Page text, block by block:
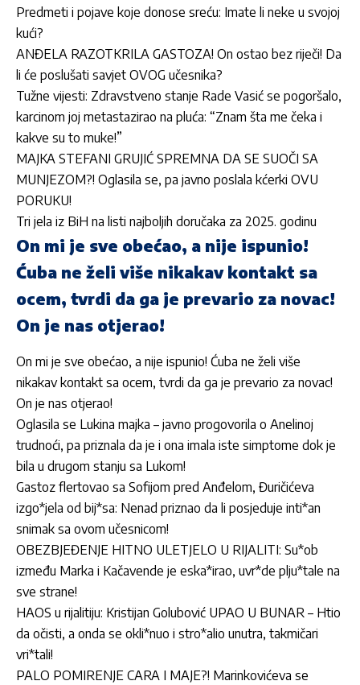
Predmeti i pojave koje donose sreću: Imate li neke u svojoj
kući?
ANĐELA RAZOTKRILA GASTOZA! On ostao bez riječi! Da
li će poslušati savjet OVOG učesnika?
Tužne vijesti: Zdravstveno stanje Rade Vasić se pogoršalo,
karcinom joj metastazirao na pluća: “Znam šta me čeka i
kakve su to muke!”
MAJKA STEFANI GRUJIĆ SPREMNA DA SE SUOČI SA
MUNJEZOM?! Oglasila se, pa javno poslala kćerki OVU
PORUKU!
Tri jela iz BiH na listi najboljih doručaka za 2025. godinu
On mi je sve obećao, a nije ispunio!
Ćuba ne želi više nikakav kontakt sa
ocem, tvrdi da ga je prevario za novac!
On je nas otjerao!
On mi je sve obećao, a nije ispunio! Ćuba ne želi više
nikakav kontakt sa ocem, tvrdi da ga je prevario za novac!
On je nas otjerao!
Oglasila se Lukina majka – javno progovorila o Anelinoj
trudnoći, pa priznala da je i ona imala iste simptome dok je
bila u drugom stanju sa Lukom!
Gastoz flertovao sa Sofijom pred Anđelom, Đuričićeva
izgo*jela od bij*sa: Nenad priznao da li posjeduje inti*an
snimak sa ovom učesnicom!
OBEZBJEĐENJE HITNO ULETJELO U RIJALITI: Su*ob
između Marka i Kačavende je eska*irao, uvr*de plju*tale na
sve strane!
HAOS u rijalitiju: Kristijan Golubović UPAO U BUNAR – Htio
da očisti, a onda se okli*nuo i stro*alio unutra, takmičari
vri*tali!
PALO POMIRENJE CARA I MAJE?! Marinkovićeva se